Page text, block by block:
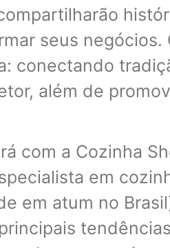
seus negócios.
conectando
além de
com a Cozinha
em
em atum no